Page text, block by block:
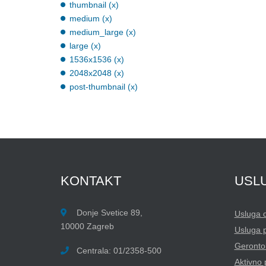
thumbnail (x)
medium (x)
medium_large (x)
large (x)
1536x1536 (x)
2048x2048 (x)
post-thumbnail (x)
KONTAKT
Donje Svetice 89,
10000 Zagreb
Centrala: 01/2358-500
Usluga
Usluga
Aktivno